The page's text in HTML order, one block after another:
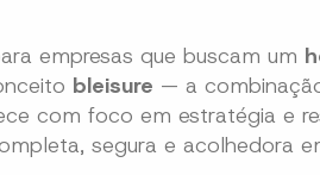
empresas que buscam um
bleisure — a
com foco em estratégia e
segura e acolhedora